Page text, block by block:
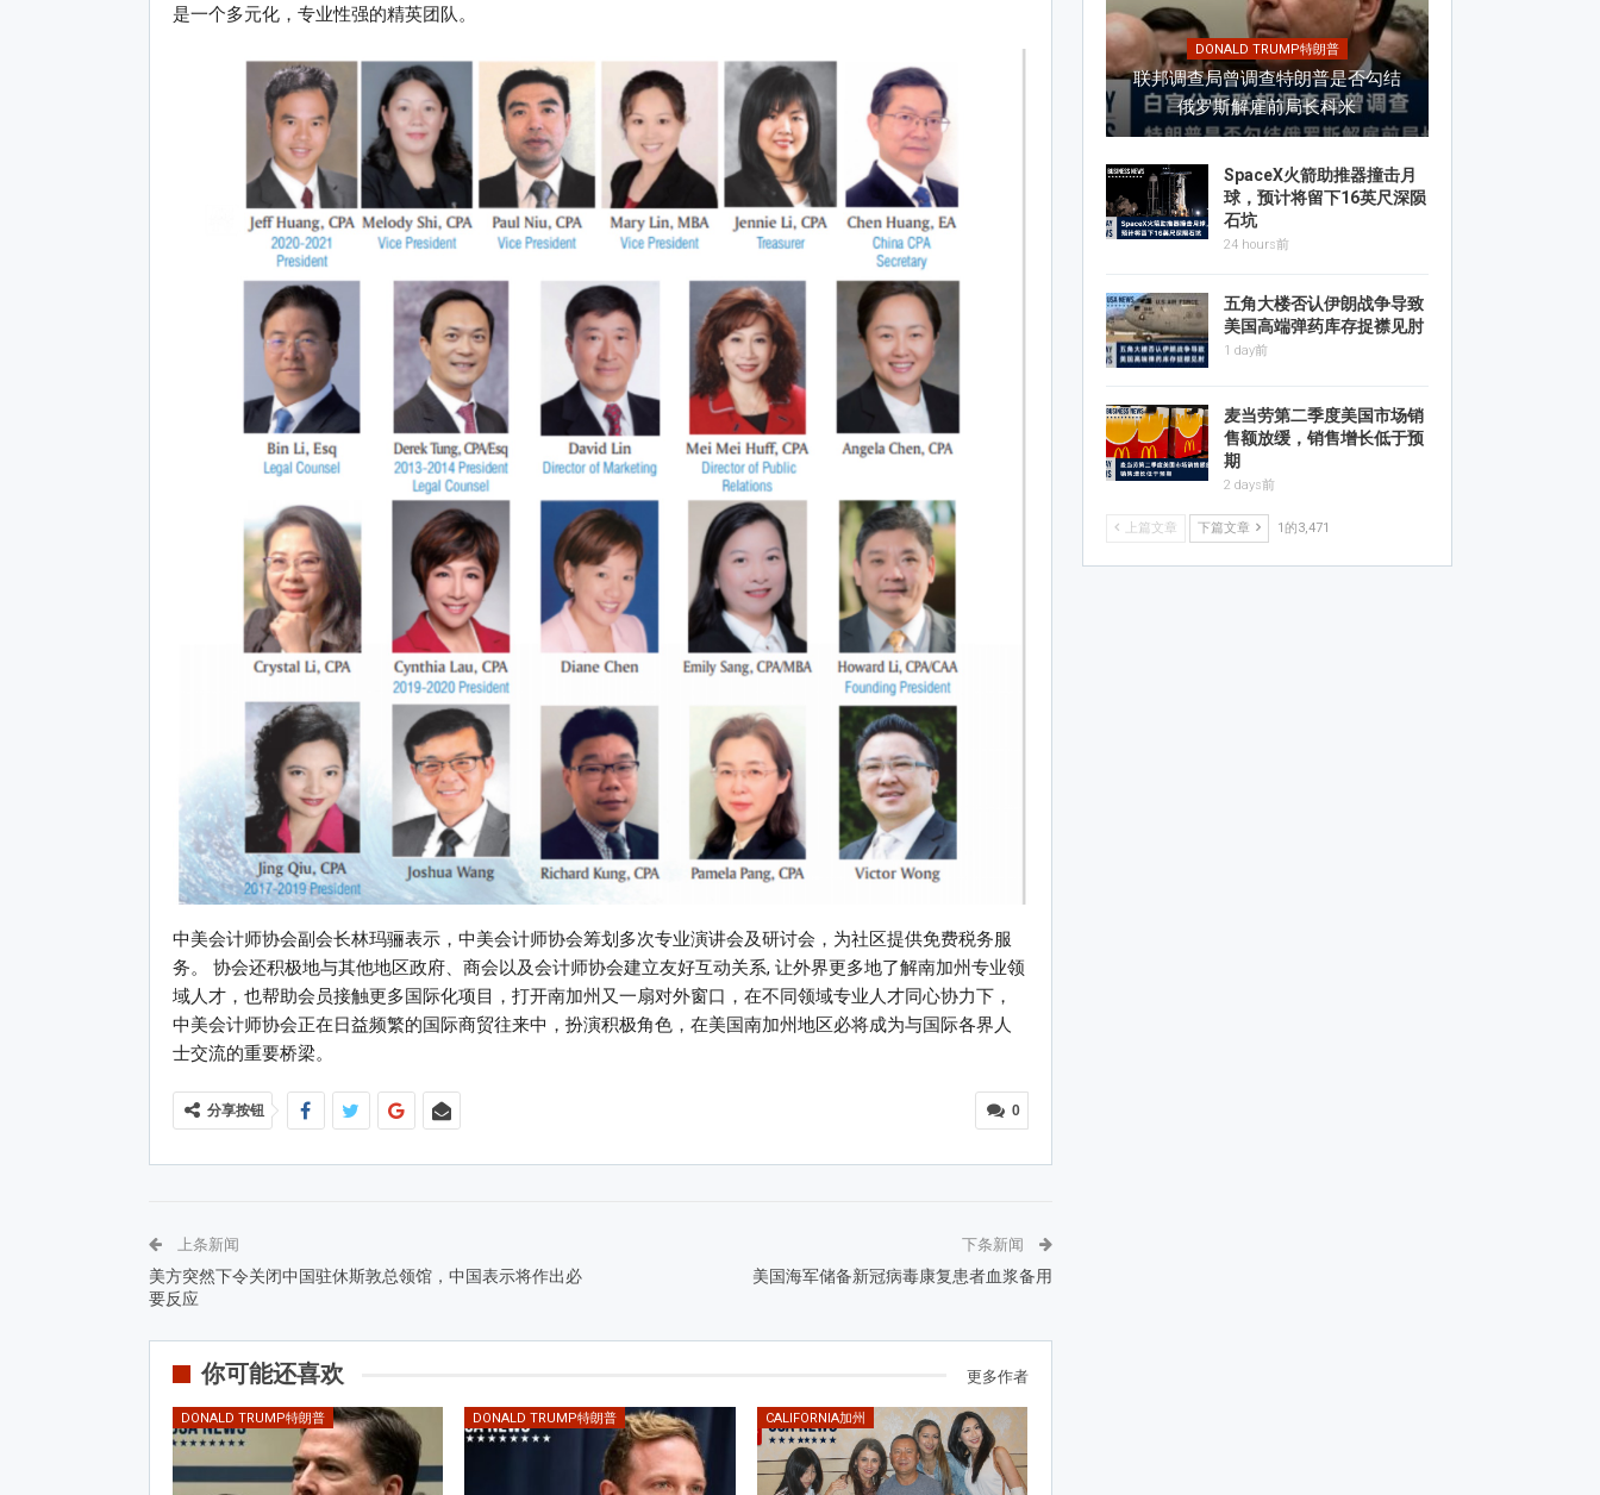
是一个多元化，专业性强的精英团队。
中美会计师协会副会长林玛骊表示，中美会计师协会筹划多次专业演讲会及研讨会，为社区提供免费税务服
务。 协会还积极地与其他地区政府、商会以及会计师协会建立友好互动关系, 让外界更多地了解南加州专业领
域人才，也帮助会员接触更多国际化项目，打开南加州又一扇对外窗口，在不同领域专业人才同心协力下，
中美会计师协会正在日益频繁的国际商贸往来中，扮演积极角色，在美国南加州地区必将成为与国际各界人
士交流的重要桥梁。
0
分享按钮
上条新闻
美方突然下令关闭中国驻休斯敦总领馆，中国表示将作出必
要反应
下条新闻
美国海军储备新冠病毒康复患者血浆备用
你可能还喜欢 更多作者
DONALD TRUMP特朗普 DONALD TRUMP特朗普 CALIFORNIA加州
DONALD TRUMP特朗普
联邦调查局曾调查特朗普是否勾结
俄罗斯解雇前局长科米
SpaceX火箭助推器撞击月
球，预计将留下16英尺深陨
石坑
24 hours前
五角大楼否认伊朗战争导致
美国高端弹药库存捉襟见肘
1 day前
麦当劳第二季度美国市场销
售额放缓，销售增长低于预
期
2 days前
上篇文章 下篇文章 1的3,471